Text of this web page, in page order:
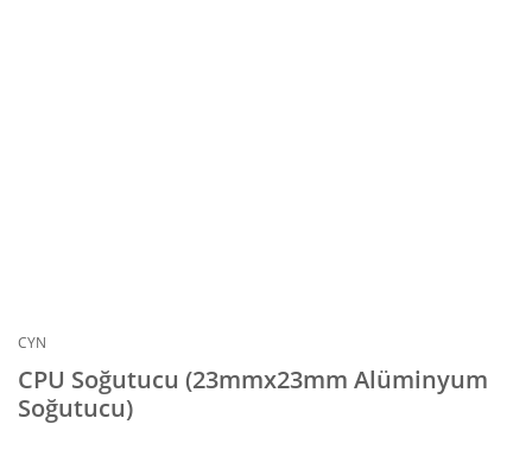
CYN
CPU Soğutucu (23mmx23mm Alüminyum
Soğutucu)